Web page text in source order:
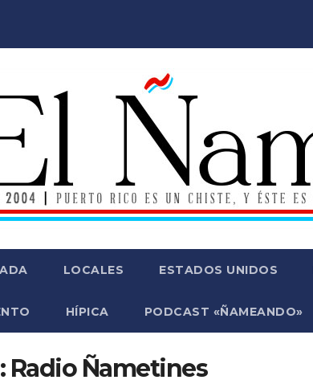
LOCALES ESTADOS UNIDOS
HÍPICA PODCAST «ÑAMEANDO»
Radio Ñametines